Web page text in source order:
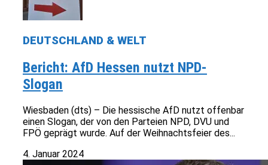
DEUTSCHLAND & WELT
Bericht: AfD Hessen nutzt NPD-
Slogan
Wiesbaden (dts) – Die hessische AfD nutzt offenbar
einen Slogan, der von den Parteien NPD, DVU und
FPÖ geprägt wurde. Auf der Weihnachtsfeier des...
4. Januar 2024